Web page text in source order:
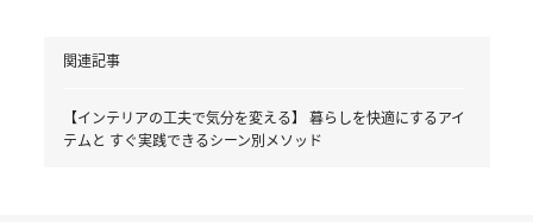
関連記事
【インテリアの工夫で気分を変える】 暮らしを快適にするアイ
テムと すぐ実践できるシーン別メソッド